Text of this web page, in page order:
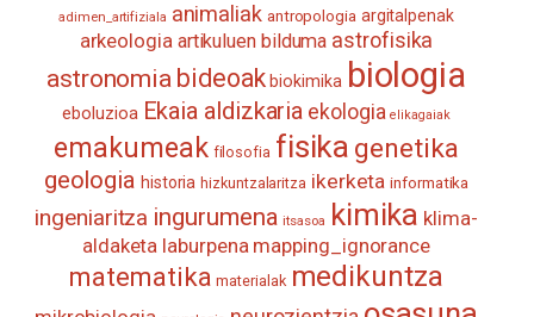
adimen_artifiziala animaliak antropologia argitalpenak
arkeologia artikuluen bilduma astrofisika
astronomia bideoak biokimika biologia
eboluzioa Ekaia aldizkaria ekologia elikagaiak
emakumeak filosofia fisika genetika
geologia historia hizkuntzalaritza ikerketa informatika
ingeniaritza ingurumena itsasoa kimika klima-
aldaketa laburpena mapping_ignorance
matematika materialak medikuntza